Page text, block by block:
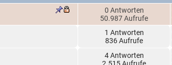
0 Antworten
50.987 Aufrufe
1 Antworten
836 Aufrufe
4 Antworten
2.515 Aufrufe